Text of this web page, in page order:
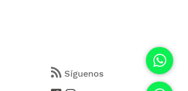
Síguenos